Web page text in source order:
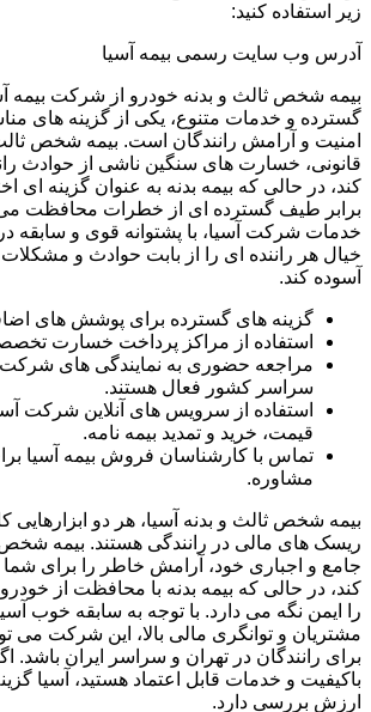
زیر استفاده کنید:
آدرس وب سایت رسمی بیمه آسیا
بیمه شخص ثالث و بدنه خودرو از شرکت بیمه
گسترده و خدمات متنوع، یکی از گزینه های
امنیت و آرامش رانندگان است. بیمه شخص
قانونی، خسارت های سنگین ناشی از حوادث
کند، در حالی که بیمه بدنه به عنوان گزینه ای
برابر طیف گسترده ای از خطرات محافظت می
خدمات شرکت آسیا، با پشتوانه قوی و سابقه
خیال هر راننده ای را از بابت حوادث و
آسوده کند.
گزینه های گسترده برای پوشش های
استفاده از مراکز پرداخت خسارت
مراجعه حضوری به نمایندگی های شرکت
سراسر کشور فعال هستند.
استفاده از سرویس های آنلاین شرکت
قیمت، خرید و تمدید بیمه نامه.
تماس با کارشناسان فروش بیمه آسیا
مشاوره.
بیمه شخص ثالث و بدنه آسیا، هر دو ابزارهایی
ریسک های مالی در رانندگی هستند. بیمه
جامع و اجباری خود، آرامش خاطر را برای
کند، در حالی که بیمه بدنه با محافظت از
را ایمن نگه می دارد. با توجه به سابقه خوب
مشتریان و توانگری مالی بالا، این شرکت می
برای رانندگان در تهران و سراسر ایران باشد.
باکیفیت و خدمات قابل اعتماد هستید، آسیا
ارزش بررسی دارد.